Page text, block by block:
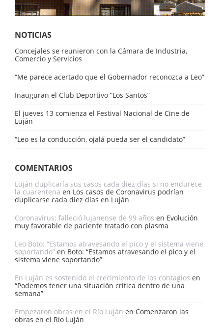
NOTICIAS
Concejales se reunieron con la Cámara de Industria,
Comercio y Servicios
“Me parece acertado que el Gobernador reconozca a Leo”
Inauguran el Club Deportivo “Los Santos”
El jueves 13 comienza el Festival Nacional de Cine de
Luján
“Leo es la conducción, ojalá pueda ser el candidato”
COMENTARIOS
Luján duplicaría sus casos cada diez días si no endurece
la cuarentena en Los casos de Coronavirus podrían
duplicarse cada diez días en Luján
Coronavirus: falleció lujanense de 99 años en Evolución
muy favorable de paciente tratado con plasma
Leo Boto: “Estamos atravesando el pico y el sistema viene
soportando” en Boto: “Estamos atravesando el pico y el
sistema viene soportando”
En Luján es sostenido el crecimiento de los contagios en
“Podemos tener una situación crítica dentro de una
semana”
Empezaron obras en el Río Luján en Comenzaron las
obras en el Río Luján